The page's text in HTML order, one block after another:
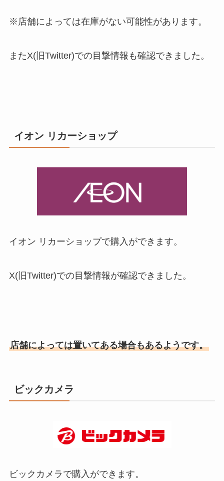
※店舗によっては在庫がない可能性があります。
またX(旧Twitter)での目撃情報も確認できました。
イオン リカーショップ
イオン リカーショップで購入ができます。
X(旧Twitter)での目撃情報が確認できました。
店舗によっては置いてある場合もあるようです。
ビックカメラ
ビックカメラで購入ができます。